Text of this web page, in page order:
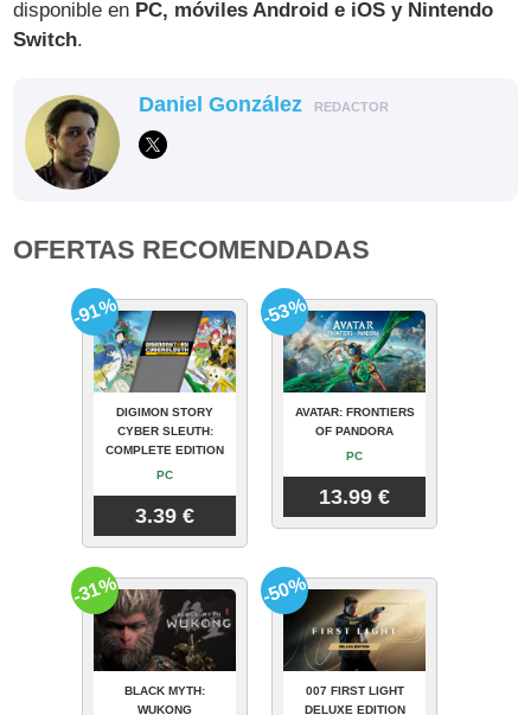
disponible en PC, móviles Android e iOS y Nintendo
Switch.
Daniel González REDACTOR
OFERTAS RECOMENDADAS
DIGIMON STORY
CYBER SLEUTH:
COMPLETE EDITION
PC
3.39 €
-91%
AVATAR: FRONTIERS
OF PANDORA
PC
13.99 €
-53%
BLACK MYTH:
WUKONG
-31%
007 FIRST LIGHT
DELUXE EDITION
-50%